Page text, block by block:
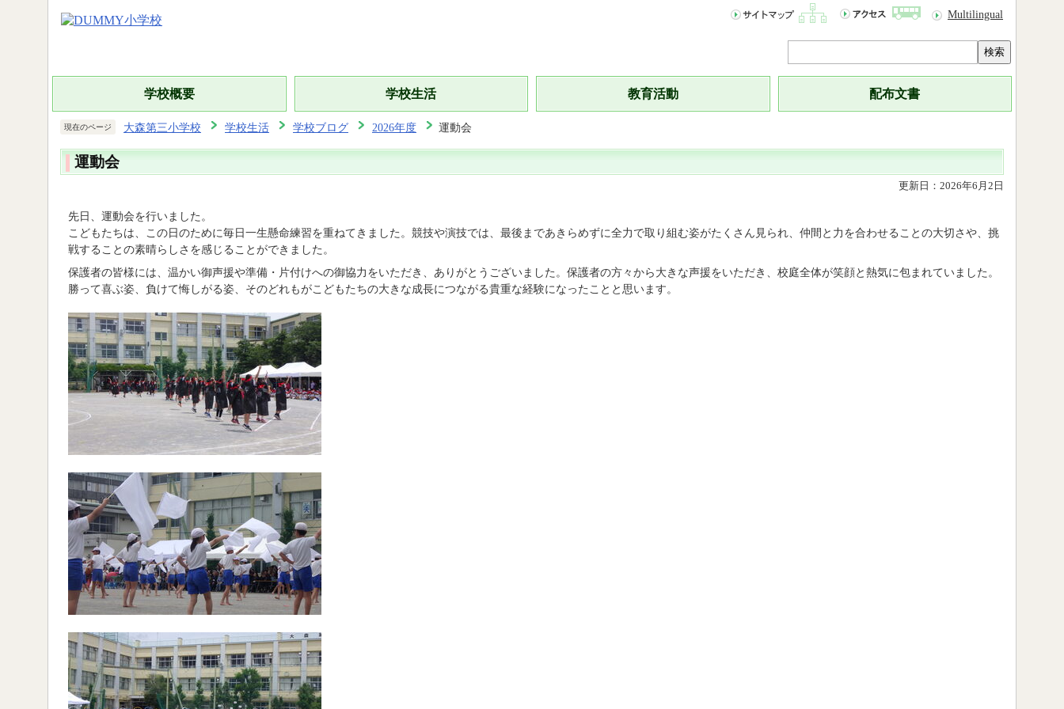
Multilingual
検索
学校概要 学校生活 教育活動 配布文書
現在のページ 大森第三小学校 学校生活 学校ブログ 2026年度 運動会
運動会
更新日：2026年6月2日
先日、運動会を行いました。
こどもたちは、この日のために毎日一生懸命練習を重ねてきました。競技や演技では、最後まであきらめずに全力で取り組む姿がたくさん見られ、仲間と力を合わせることの大切さや、挑
戦することの素晴らしさを感じることができました。
保護者の皆様には、温かい御声援や準備・片付けへの御協力をいただき、ありがとうございました。保護者の方々から大きな声援をいただき、校庭全体が笑顔と熱気に包まれていました。
勝って喜ぶ姿、負けて悔しがる姿、そのどれもがこどもたちの大きな成長につながる貴重な経験になったことと思います。